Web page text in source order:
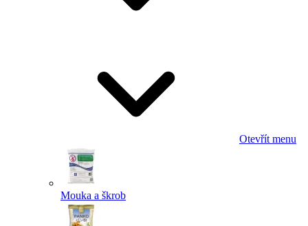
Otevřít menu
Mouka a škrob
Powered by chaterimo